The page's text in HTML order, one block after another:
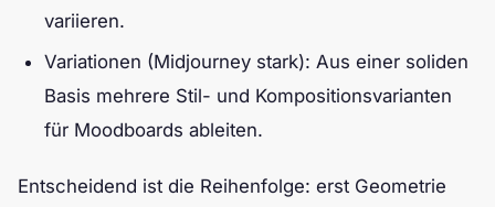
variieren.
Variationen (Midjourney stark): Aus einer soliden
Basis mehrere Stil- und Kompositionsvarianten
für Moodboards ableiten.
Entscheidend ist die Reihenfolge: erst Geometrie